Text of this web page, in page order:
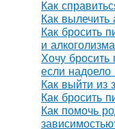
Как
Как вылечить
Как бросить
и алкоголизма
Хочу бросить
если надоело
Как выйти из
Как бросить
Как помочь